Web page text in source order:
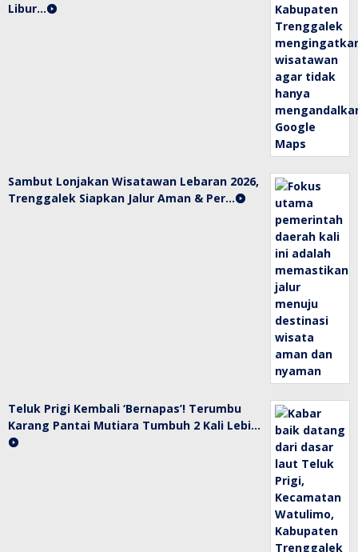
Libur…
Sambut Lonjakan Wisatawan Lebaran 2026,
Trenggalek Siapkan Jalur Aman & Per…
Teluk Prigi Kembali ‘Bernapas’! Terumbu
Karang Pantai Mutiara Tumbuh 2 Kali Lebi…